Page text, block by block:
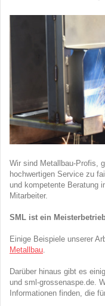
Wir sind Metallbau-Profis,
hochwertigen Service zu
und kompetente Beratung
Mitarbeiter.
SML ist ein
Einige Beispiele unserer
Metallbau.
Darüber hinaus gibt es
und sml-grossenaspe.de.
Informationen finden, die